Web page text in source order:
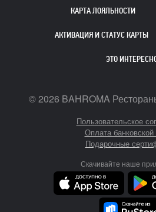
КАРТА ЛОЯЛЬНОСТИ
АКТИВАЦИЯ И СТАТУС КАРТЫ
ЭТО
©2026 BAHROMA
Пользовательское
Оплата банковской
Подарочные
Скачивайте наше